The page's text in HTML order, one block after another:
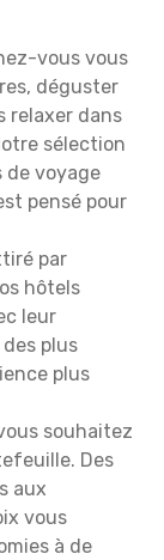
vous vous
déguster
relaxer dans
sélection
de voyage
pensé pour
par
hôtels
leur
plus
plus
souhaitez
Des
aux
vous
à de